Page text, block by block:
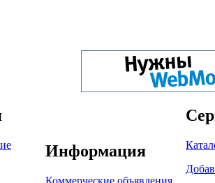
Информация
Коммерческие объявления